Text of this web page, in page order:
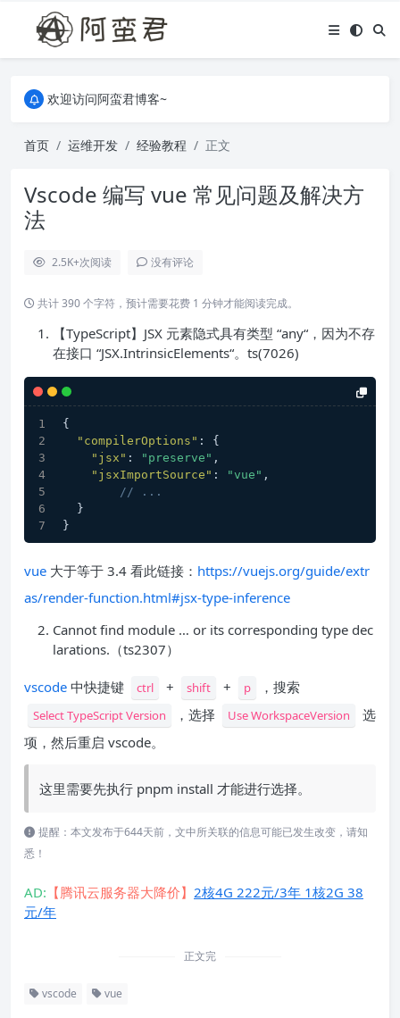
关于本站，有任何疑问都可以评论或留言。
欢迎访问阿蛮君博客~
欢迎访问阿蛮君博客~
首页 运维开发 经验教程 正文
Vscode 编写 vue 常见问题及解决方
法
2.5K+次阅读 没有评论
共计 390 个字符，预计需要花费 1 分钟才能阅读完成。
【TypeScript】JSX 元素隐式具有类型 “any“，因为不存
在接口 “JSX.IntrinsicElements“。ts(7026)
{
"compilerOptions" :
{
"jsx" : "preserve" ,
"jsxImportSource" : "vue" ,
// ...
}
}
vue 大于等于 3.4 看此链接： https://vuejs.org/guide/extr
as/render-function.html#jsx-type-inference
Cannot find module … or its corresponding type dec
larations.（ts2307）
vscode 中快捷键 ctrl + shift + p ，搜索
Select TypeScript Version ，选择 Use WorkspaceVersion
选
项，然后重启 vscode。
这里需要先执行 pnpm install 才能进行选择。
提醒：本文发布于644天前，文中所关联的信息可能已发生改变，请知
悉！
AD: 【腾讯云服务器大降价】 2核4G 222元/3年 1核2G 38
元/年
正文完
vscode vue